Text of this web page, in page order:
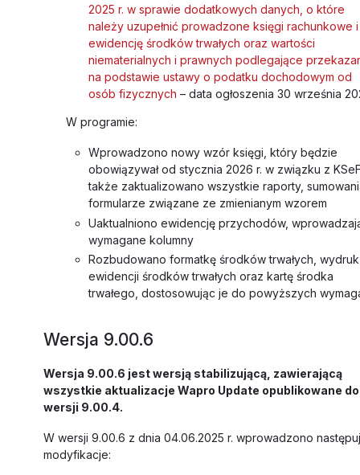
2025 r. w sprawie dodatkowych danych, o które
należy uzupełnić prowadzone księgi rachunkowe i
ewidencję środków trwałych oraz wartości
niematerialnych i prawnych podlegające
na podstawie ustawy o podatku dochodowym od
osób fizycznych – data ogłoszenia 30 września
W programie:
Wprowadzono nowy wzór księgi, który będzie
obowiązywał od stycznia 2026 r. w związku z
także zaktualizowano wszystkie raporty,
formularze związane ze zmienianym wzorem
Uaktualniono ewidencję przychodów,
wymagane kolumny
Rozbudowano formatkę środków trwałych, wydruk
ewidencji środków trwałych oraz kartę środka
trwałego, dostosowując je do powyższych
Wersja 9.00.6
Wersja 9.00.6 jest wersją stabilizującą, zawierającą
wszystkie aktualizacje Wapro Update opublikowane do
wersji 9.00.4.
W wersji 9.00.6 z dnia 04.06.2025 r. wprowadzono
modyfikacje: